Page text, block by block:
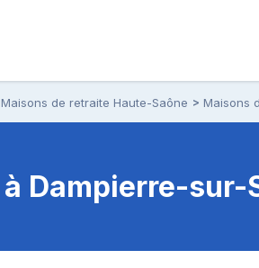
Maisons de retraite Haute-Saône Maisons
à Dampierre-sur-